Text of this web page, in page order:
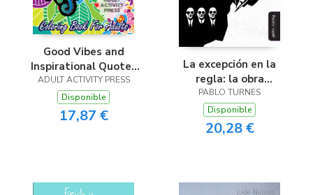
Good Vibes and
Inspirational Quotes
Coloring Book
ADULT ACTIVITY PRESS
Disponible
17,87 €
La excepción en la
regla: la obra
historietística de
Alberto Breccia
PABLO TURNES
Disponible
20,28 €